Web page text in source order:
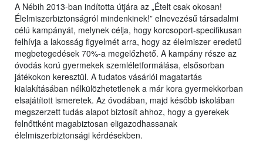
A Nébih 2013-ban indította útjára az „Ételt csak okosan!
Élelmiszerbiztonságról mindenkinek!” elnevezésű társadalmi
célú kampányát, melynek célja, hogy korcsoport-specifikusan
felhívja a lakosság figyelmét arra, hogy az élelmiszer eredetű
megbetegedések 70%-a megelőzhető. A kampány része az
óvodás korú gyermekek szemléletformálása, elsősorban
játékokon keresztül. A tudatos vásárlói magatartás
kialakításában nélkülözhetetlenek a már kora gyermekkorban
elsajátított ismeretek. Az óvodában, majd később iskolában
megszerzett tudás alapot biztosít ahhoz, hogy a gyerekek
felnőttként magabiztosan eligazodhassanak
élelmiszerbiztonsági kérdésekben.